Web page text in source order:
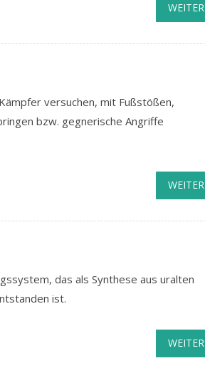
WEITER
versuchen, mit Fußstößen,
bzw. gegnerische Angriffe
WEITER
das als Synthese aus uralten
ist.
WEITER